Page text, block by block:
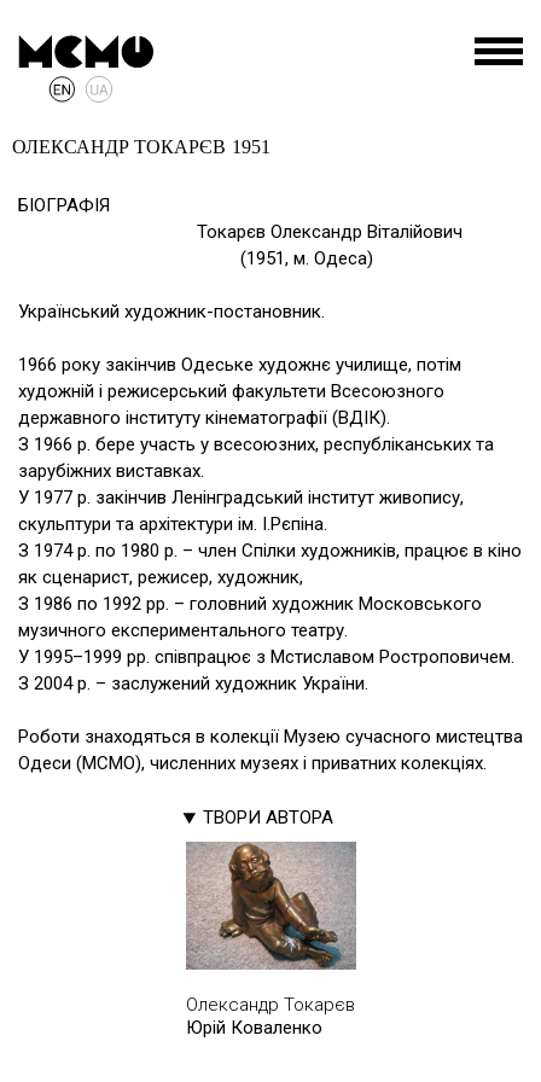
ОЛЕКСАНДР ТОКАРЄВ 1951
БІОГРАФІЯ
Токарєв Олександр Віталійович
(1951, м. Одеса)
Український художник-постановник.
1966 року закінчив Одеське художнє училище, потім
художній і режисерський факультети Всесоюзного
державного інституту кінематографії (ВДІК).
З 1966 р. бере участь у всесоюзних, республіканських та
зарубіжних виставках.
У 1977 р. закінчив Ленінградський інститут живопису,
скульптури та архітектури ім. І.Рєпіна.
З 1974 р. по 1980 р. – член Спілки художників, працює в кіно
як сценарист, режисер, художник,
З 1986 по 1992 рр. – головний художник Московського
музичного експериментального театру.
У 1995–1999 рр. співпрацює з Мстиславом Ростроповичем.
З 2004 р. – заслужений художник України.
Роботи знаходяться в колекції Музею сучасного мистецтва
Одеси (МСМО), численних музеях і приватних колекціях.
ТВОРИ АВТОРА
Олександр Токарєв
Юрій Коваленко